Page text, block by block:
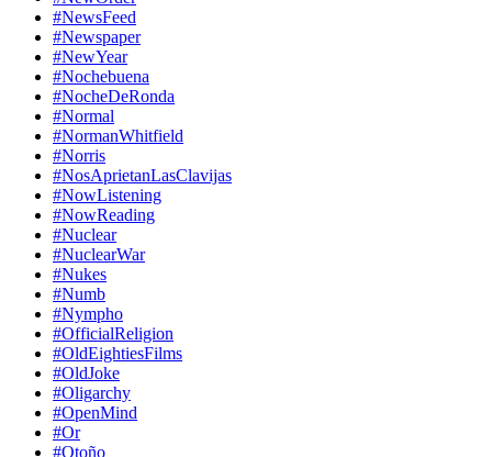
#NewsFeed
#Newspaper
#NewYear
#Nochebuena
#NocheDeRonda
#Normal
#NormanWhitfield
#Norris
#NosAprietanLasClavijas
#NowListening
#NowReading
#Nuclear
#NuclearWar
#Nukes
#Numb
#Nympho
#OfficialReligion
#OldEightiesFilms
#OldJoke
#Oligarchy
#OpenMind
#Or
#Otoño